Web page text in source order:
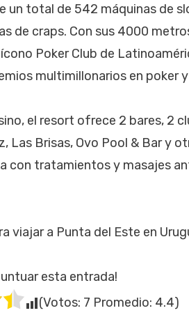
un total de 542 máquinas de
de craps. Con sus 4000
Poker Club de
multimillonarios en poker
el resort ofrece 2 bares, 2
Las Brisas, Ovo Pool & Bar y
con tratamientos y masajes
viajar a Punta del Este en
esta entrada!
(Votos: 7 Promedio: 4.4)